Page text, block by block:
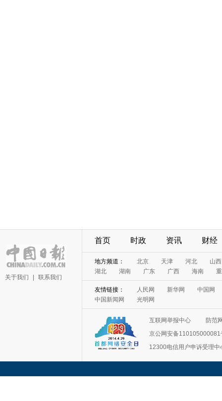
关于我们 联系我们
首页 时政 资讯 财经
地方频道： 北京 天津 河北
山西
湖北
湖南 广东 广西 海南
友情链接： 人民网 新华网
中国网
中国新闻网
光明网
互联网举报中心
防范
京公网安备110105000081
12300电信用户申诉受理中